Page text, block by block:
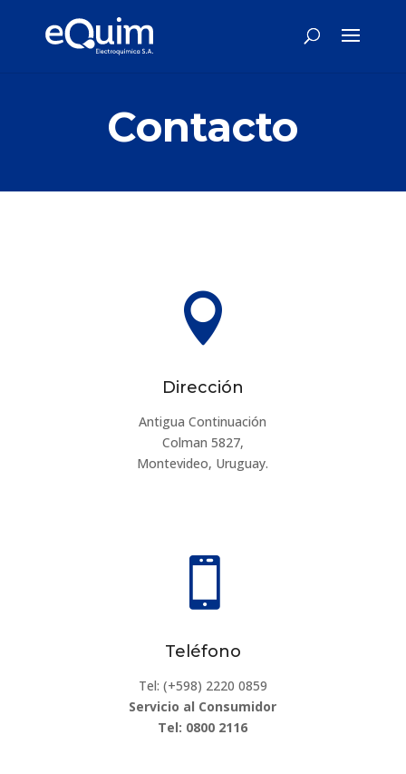
Contacto

Dirección
Antigua Continuación
Colman 5827,
Montevideo, Uruguay.

Teléfono
Tel: (+598) 2220 0859
Servicio al Consumidor
Tel: 0800 2116